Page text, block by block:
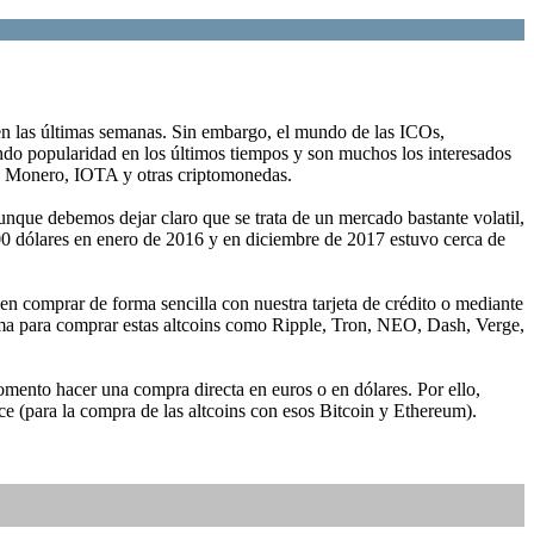
últimas semanas. Sin embargo, el mundo de las ICOs,
popularidad en los últimos tiempos y son muchos los interesados
IOTA y otras criptomonedas.
debemos dejar claro que se trata de un mercado bastante volatil,
en enero de 2016 y en diciembre de 2017 estuvo cerca de
comprar de forma sencilla con nuestra tarjeta de crédito o mediante
para comprar estas altcoins como Ripple, Tron, NEO, Dash, Verge,
hacer una compra directa en euros o en dólares. Por ello,
(para la compra de las altcoins con esos Bitcoin y Ethereum).